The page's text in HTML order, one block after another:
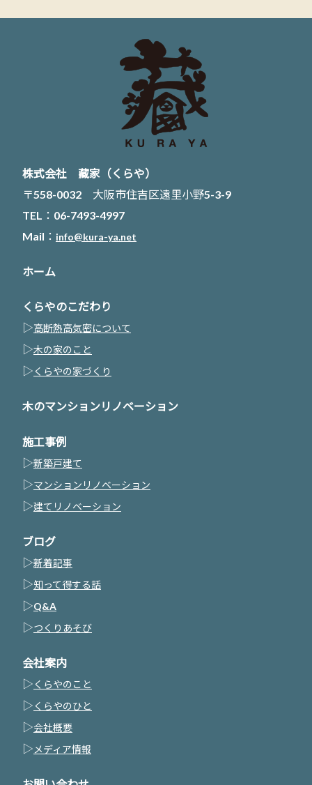
株式会社 藏家（くらや）
〒558-0032 大阪市住吉区遠里小野5-3-9
TEL：06-7493-4997
Mail： info@kura-ya.net
ホーム
くらやのこだわり
▷高断熱高気密について
▷木の家のこと
▷ くらやの家づくり
木のマンションリノベーション
施工事例
▷新築戸建て
▷マンションリノベーション
▷建てリノベーション
ブログ
▷新着記事
▷知って得する話
▷Q&A
▷つくりあそび
会社案内
▷ くらやのこと
▷ くらやのひと
▷会社概要
▷ メディア情報